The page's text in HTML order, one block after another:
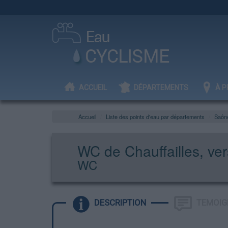
ACCUEIL DÉPARTEMENTS À
Accueil Liste des points d'eau par départements
WC de Chauffailles,
WC
DESCRIPTION